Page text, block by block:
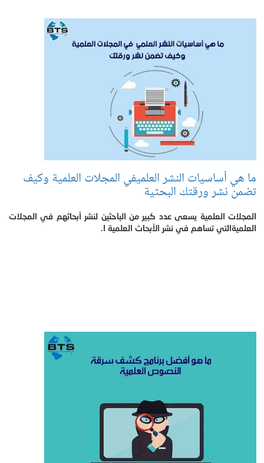
ما هي أساسيات النشر العلميفي المجلات العلمية وكيف
تضمن نشر ورقتك البحثية
المجلات العلمية يسعى عدد كبير من الباحثين لنشر أبحاثهم في المجلات
العلميةالتي تساهم في نشر الأبحاث العلمية ا.